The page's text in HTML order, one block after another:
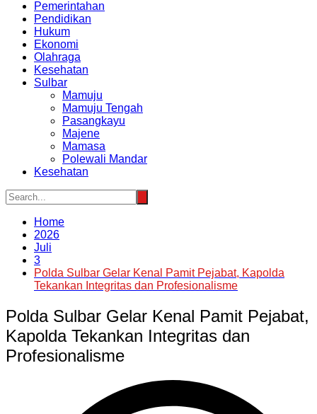
Pemerintahan
Pendidikan
Hukum
Ekonomi
Olahraga
Kesehatan
Sulbar
Mamuju
Mamuju Tengah
Pasangkayu
Majene
Mamasa
Polewali Mandar
Kesehatan
Home
2026
Juli
3
Polda Sulbar Gelar Kenal Pamit Pejabat, Kapolda
Tekankan Integritas dan Profesionalisme
Polda Sulbar Gelar Kenal Pamit Pejabat,
Kapolda Tekankan Integritas dan
Profesionalisme